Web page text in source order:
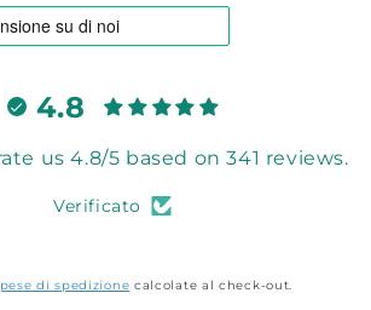
4.8
us 4.8/5 based on 341 reviews.
Verificato
di spedizione calcolate al check-out.